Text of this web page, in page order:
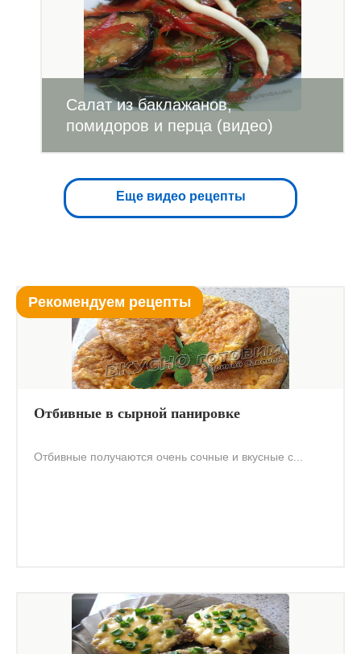
Салат из баклажанов,
помидоров и перца (видео)
Еще видео рецепты
Рекомендуем рецепты
Отбивные в сырной панировке
Отбивные получаются очень сочные и вкусные с...